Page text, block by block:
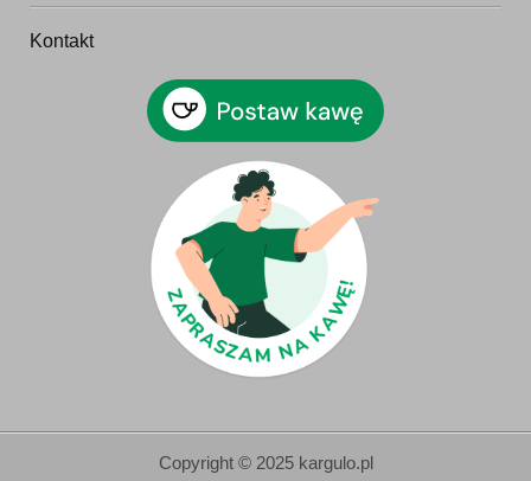
Kontakt
Copyright © 2025 kargulo.pl